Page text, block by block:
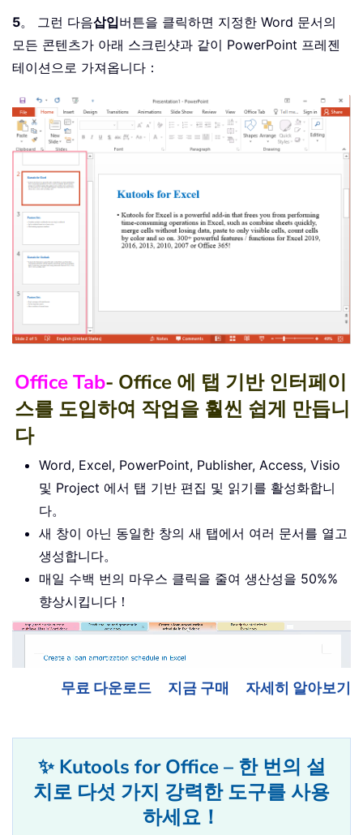
5。 그런 다음삽입버튼을 클릭하면 지정한 Word 문서의
모든 콘텐츠가 아래 스크린샷과 같이 PowerPoint 프레젠
테이션으로 가져옵니다：
Office Tab- Office 에 탭 기반 인터페이
스를 도입하여 작업을 훨씬 쉽게 만듭니
다
Word, Excel, PowerPoint, Publisher, Access, Visio
및 Project 에서 탭 기반 편집 및 읽기를 활성화합니
다。
새 창이 아닌 동일한 창의 새 탭에서 여러 문서를 열고
생성합니다。
매일 수백 번의 마우스 클릭을 줄여 생산성을 50%%
향상시킵니다！
무료 다운로드 지금 구매 자세히 알아보기
✨ Kutools for Office – 한 번의 설
치로 다섯 가지 강력한 도구를 사용
하세요！